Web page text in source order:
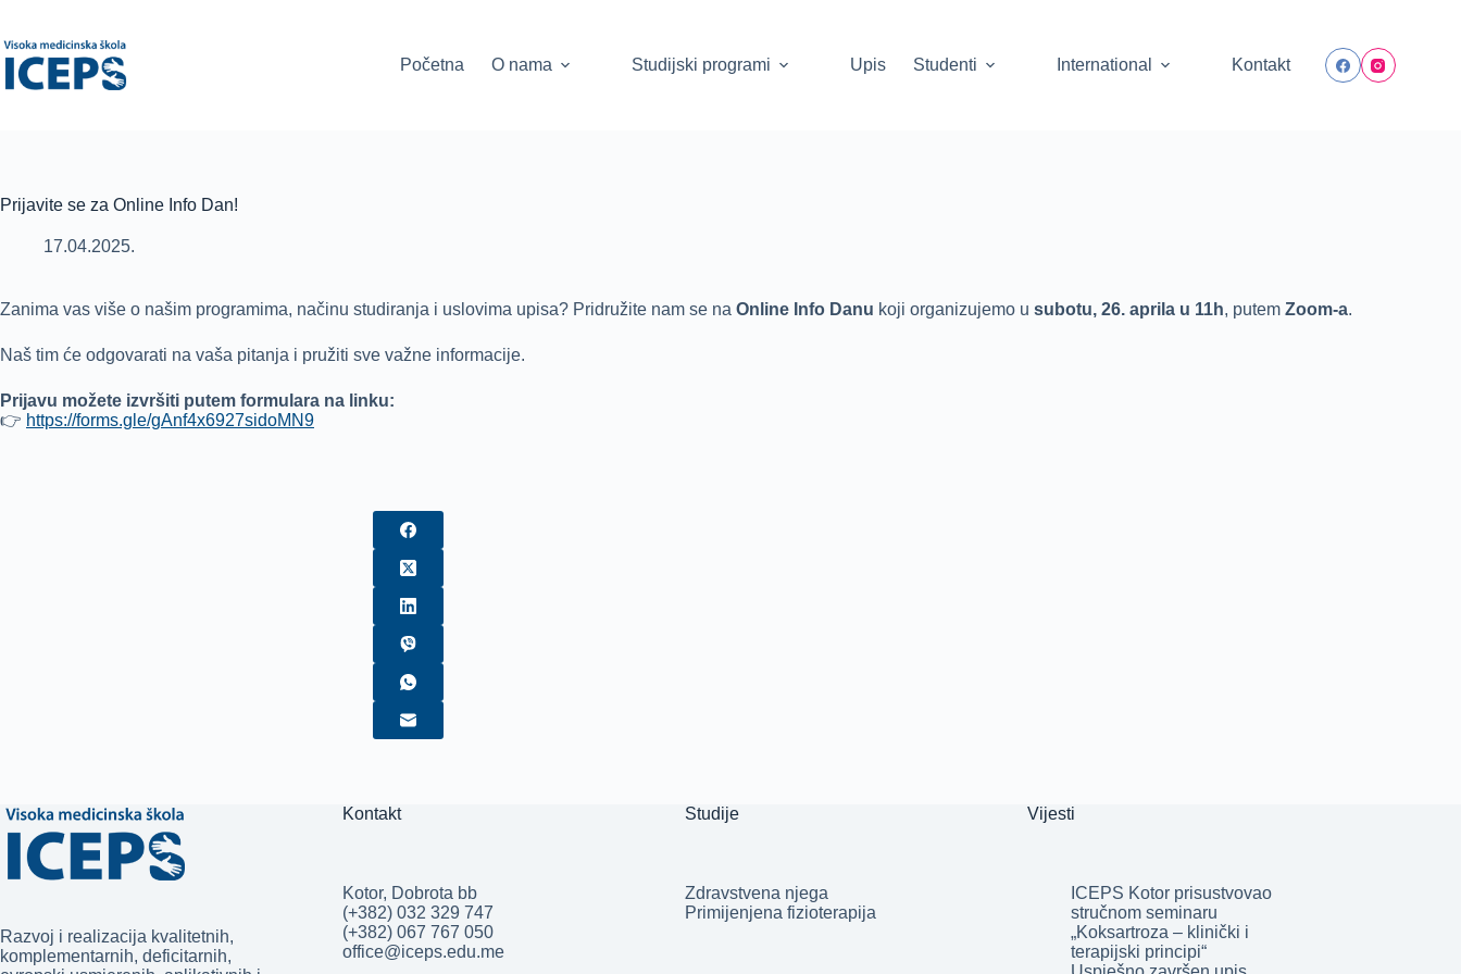
content
Početna
O nama Studijski programi Upis Studenti International Kontakt
Prijavite se za Online Info Dan!
17.04.2025.
Zanima vas više o našim programima, načinu studiranja i uslovima upisa? Pridružite nam se na Online Info Danu koji organizujemo u subotu, 26. aprila u 11h, putem Zoom-a.
Naš tim će odgovarati na vaša pitanja i pružiti sve važne informacije.
Prijavu možete izvršiti putem formulara na linku:
👉 https://forms.gle/gAnf4x6927sidoMN9
Razvoj i realizacija kvalitetnih,
komplementarnih, deficitarnih,
Kontakt
Kotor, Dobrota bb
(+382) 032 329 747
(+382) 067 767 050
office@iceps.edu.me
Studije
Zdravstvena njega
Primijenjena fizioterapija
Vijesti
ICEPS Kotor prisustvovao
stručnom seminaru
„Koksartroza – klinički i
terapijski principi“